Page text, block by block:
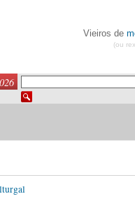
Vieiros de
(ou